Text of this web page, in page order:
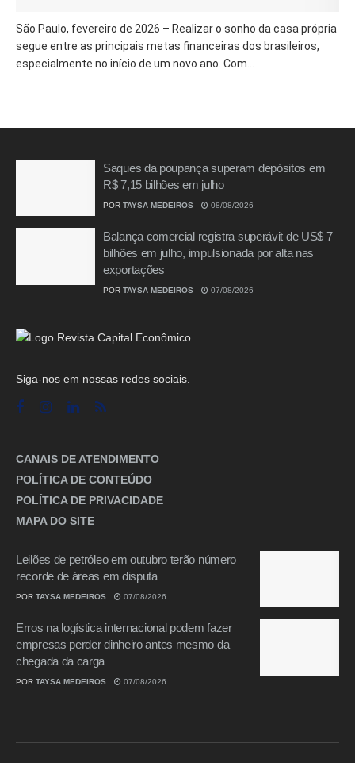
São Paulo, fevereiro de 2026 – Realizar o sonho da casa própria
segue entre as principais metas financeiras dos brasileiros,
especialmente no início de um novo ano. Com...
Saques da poupança superam depósitos em
R$ 7,15 bilhões em julho
POR TAYSA MEDEIROS 08/08/2026
Balança comercial registra superávit de US$ 7
bilhões em julho, impulsionada por alta nas
exportações
POR TAYSA MEDEIROS 07/08/2026
Siga-nos em nossas redes sociais.
CANAIS DE ATENDIMENTO
POLÍTICA DE CONTEÚDO
POLÍTICA DE PRIVACIDADE
MAPA DO SITE
Leilões de petróleo em outubro terão número
recorde de áreas em disputa
POR TAYSA MEDEIROS 07/08/2026
Erros na logística internacional podem fazer
empresas perder dinheiro antes mesmo da
chegada da carga
POR TAYSA MEDEIROS 07/08/2026